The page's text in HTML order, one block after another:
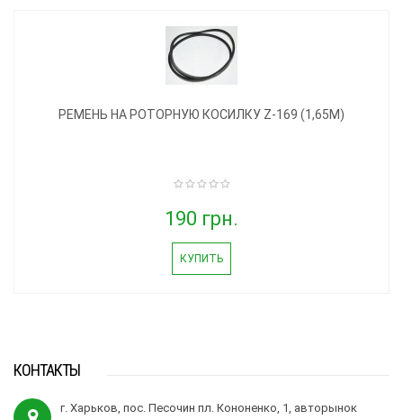
РЕМЕНЬ НА РОТОРНУЮ КОСИЛКУ Z-169 (1,65М)
190 грн.
КУПИТЬ
КОНТАКТЫ
г. Харьков, пос. Песочин пл. Кононенко, 1, авторынок